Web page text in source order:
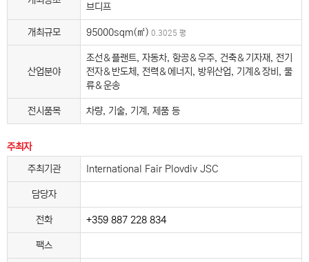
브디프
개최규모 95000sqm(㎡) 0.3025 평
산업분야
조선＆플랜트, 자동차, 항공＆우주, 건축＆기자재, 전기
전자＆반도체, 전력＆에너지, 방위산업, 기계＆장비, 물
류＆운송
전시품목 차량, 기술, 기계, 제품 등
주최자
주최기관
International Fair Plovdiv JSC
담당자
전화 +359 887 228 834
팩스